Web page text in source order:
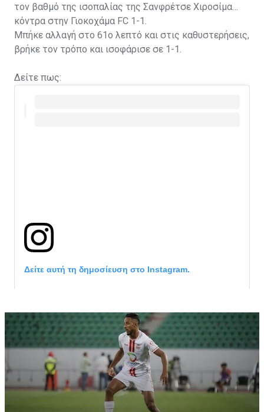
τον βαθμό της ισοπαλίας της Σανφρέτσε Χιροσίμα
κόντρα στην Γιοκοχάμα FC 1-1.
Μπήκε αλλαγή στο 61ο λεπτό και στις καθυστερήσεις,
βρήκε τον τρόπο και ισοφάρισε σε 1-1.
Δείτε πως:
Δείτε αυτή τη δημοσίευση στο Instagram.